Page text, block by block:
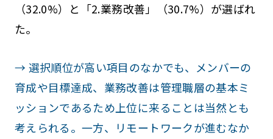
（32.0%）と「2.業務改善」（30.7%）が選ばれ
た。
→ 選択順位が高い項目のなかでも、メンバーの
育成や目標達成、業務改善は管理職層の基本ミ
ッションであるため上位に来ることは当然とも
考えられる。一方、リモートワークが進むなか